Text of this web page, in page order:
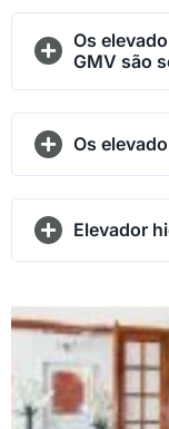
Os
GMV são
Os
Elevador